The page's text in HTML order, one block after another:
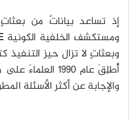
إذ تساعد بياناتٌ من
ومستكشف الخلفية الكونية
وبعثاتٍ لا تزال حيز
أُطلِقَ عام 1990
والإجابة عن أكثر الأسئلة